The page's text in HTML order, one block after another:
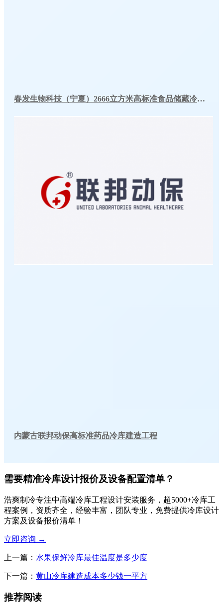
春发生物科技（宁夏）2666立方米高标准食品储藏冷库工程案例
内蒙古联邦动保高标准药品冷库建造工程
需要精准冷库设计报价及设备配置清单？
浩爽制冷专注中高端冷库工程设计安装服务，超5000+冷库工
程案例，资质齐全，经验丰富，团队专业，免费提供冷库设计
方案及设备报价清单！
立即咨询 →
上一篇： 水果保鲜冷库最佳温度是多少度
下一篇： 黄山冷库建造成本多少钱一平方
推荐阅读